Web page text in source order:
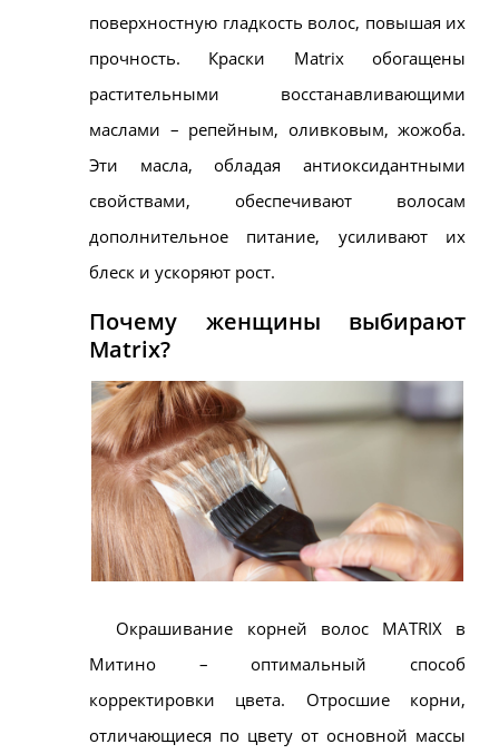
поверхностную гладкость волос, повышая их
прочность. Краски Matrix обогащены
растительными восстанавливающими
маслами – репейным, оливковым, жожоба.
Эти масла, обладая антиоксидантными
свойствами, обеспечивают волосам
дополнительное питание, усиливают их
блеск и ускоряют рост.
Почему женщины выбирают
Matrix?
Окрашивание корней волос MATRIX в
Митино – оптимальный способ
корректировки цвета. Отросшие корни,
отличающиеся по цвету от основной массы